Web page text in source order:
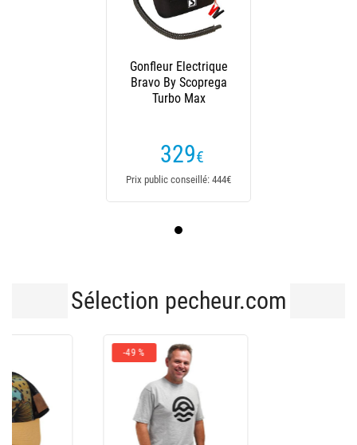
Gonfleur Electrique
Bravo By Scoprega
Turbo Max
329€
Prix public conseillé: 444€
Sélection pecheur.com
-43 %